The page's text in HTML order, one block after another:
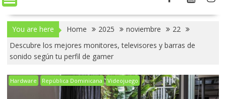
You are here Home 2025 noviembre
22
Descubre los mejores monitores, televisores y barras de
sonido según tu perfil de gamer
Hardware República Dominicana Videojuego